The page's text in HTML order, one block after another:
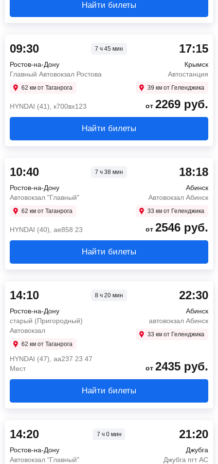
Найти билеты
09:30 7 ч 45 мин
Ростов-на-Дону
Главный Автовокзал Ростова
62 км от Таганрога
17:15
Крымск
Автостанция
39 км от Геленджика
HYNDAI (41), к700вх123 от 2269 руб.
Найти билеты
10:40 7 ч 38 мин
Ростов-на-Дону
Автовокзал "Главный"
62 км от Таганрога
18:18
Абинск
Автовокзал Абинск
33 км от Геленджика
HYNDAI (40), ае858 23 от 2546 руб.
Найти билеты
14:10 8 ч 20 мин
Ростов-на-Дону
старый (Пригородный)
Автовокзал
62 км от Таганрога
22:30
Абинск
автовокзал Абинск
33 км от Геленджика
HYNDAI (47), аа237 23 47
Мест
от 2435 руб.
Найти билеты
14:20 7 ч 0 мин
Ростов-на-Дону
Автовокзал "Главный"
21:20
Джубга
Джубга пгт АС